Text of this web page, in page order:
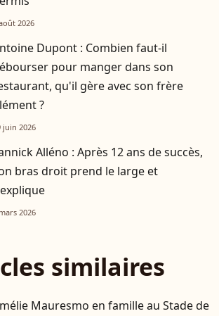
2026
Dupont : Combien faut-il
pour manger dans son
qu'il gère avec son frère
?
juin 2026
Alléno : Après 12 ans de succès,
bras droit prend le large et
2026
similaires
Mauresmo en famille au Stade de